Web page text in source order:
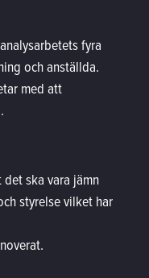
fyra
och anställda.
med att
ska vara jämn
styrelse vilket har